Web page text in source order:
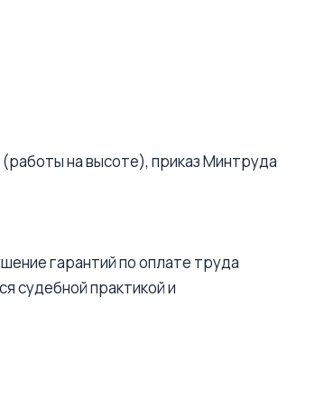
на высоте), приказ Минтруда
гарантий по оплате труда
судебной практикой и